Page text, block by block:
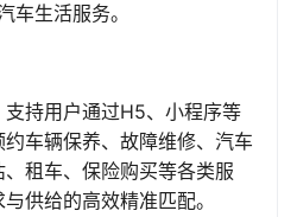
车生活服务。
支持用户通过H5、小程序等
车辆保养、故障维修、汽车
租车、保险购买等各类服
供给的高效精准匹配。